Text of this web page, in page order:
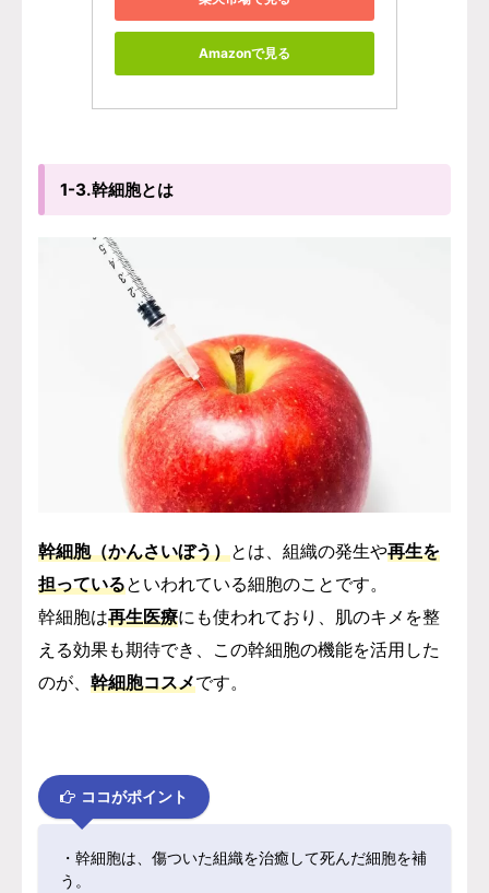
Amazonで見る
1-3.幹細胞とは
幹細胞（かんさいぼう）とは、組織の発生や再生を
担っているといわれている細胞のことです。
幹細胞は再生医療にも使われており、肌のキメを整
える効果も期待でき、この幹細胞の機能を活用した
のが、 幹細胞コスメです。
ココがポイント
・幹細胞は、傷ついた組織を治癒して死んだ細胞を補
う。